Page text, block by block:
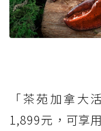
「茶苑加拿大
1,899元，可享